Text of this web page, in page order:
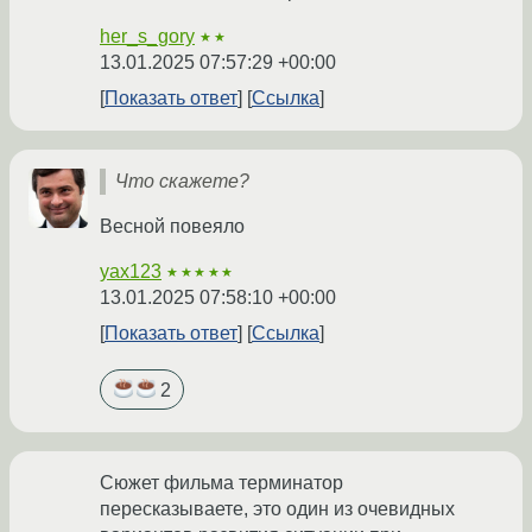
her_s_gory ★★
13.01.2025 07:57:29 +00:00
Показать ответ
Ссылка
Что скажете?
Весной повеяло
yax123 ★★★★★
13.01.2025 07:58:10 +00:00
Показать ответ
Ссылка
2
Сюжет фильма терминатор
пересказываете, это один из очевидных